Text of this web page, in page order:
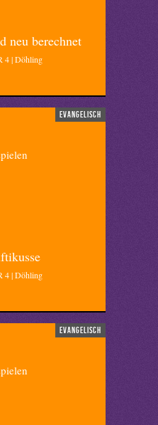
neu berechnet
4 | Döhling
evangelisch
4 | Döhling
evangelisch